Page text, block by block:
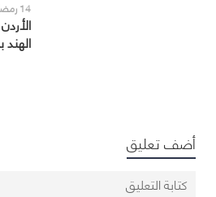
14 رمضان 1442 هـ - 26 أبريل 2021 م
أضف تعليق